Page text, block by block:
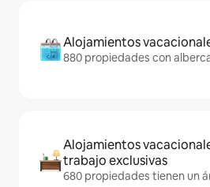
Alojamientos
880 propiedades con
Alojamientos
trabajo exclusivas
680 propiedades tienen un